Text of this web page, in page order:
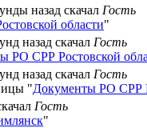
назад скачал Гость
области"
назад скачал Гость
РО СРР Ростовской
назад скачал Гость
"Документы РО СРР
Гость
"